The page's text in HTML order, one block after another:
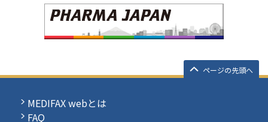
ページの先頭へ
MEDIFAX webとは
FAQ